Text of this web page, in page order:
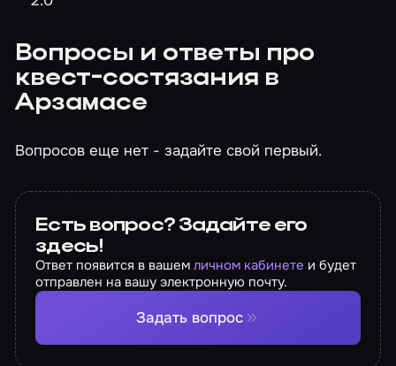
Вопросы и ответы про
квест-состязания в
Арзамасе
Вопросов еще нет - задайте свой первый.
Есть вопрос? Задайте его
здесь!
Ответ появится в вашемличном кабинете и будет
отправлен на вашу электронную почту.
Задать вопрос